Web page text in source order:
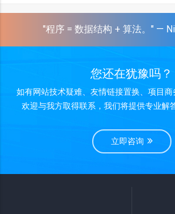
"程序 = 数据结构 + 算法。" —
您还在犹豫吗？
如有网站技术疑难、友情链接置换、项目商
欢迎与我方取得联系，我们将提供专业解
立即咨询